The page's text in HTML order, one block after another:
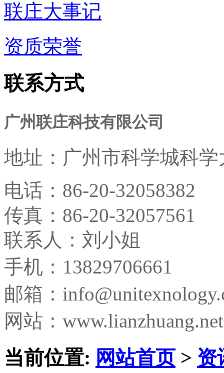
联庄大事记
资质荣誉
联系方式
广州联庄科技有限公司
地址： 广州市科学城科
电话： 86-20-32058382
传真： 86-20-32057561
联系人：刘小姐
手机：13829706661
邮箱：
网站：www.lianzhuang.net
当前位置: 网站首页> 资